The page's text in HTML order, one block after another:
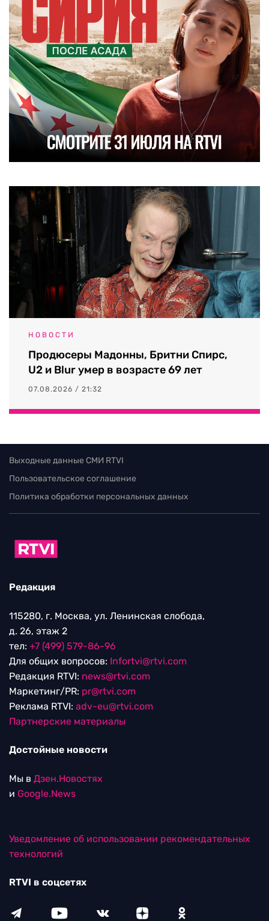
НОВОСТИ
Продюсеры Мадонны, Бритни Спирс,
U2 и Blur умер в возрасте 69 лет
07.08.2026 / 21:32
Выходные данные СМИ RTVI
Пользовательское соглашение
Политика обработки персональных данных
Редакция
115280, г. Москва, ул. Ленинская слобода,
д. 26, этаж 2
тел: +7 (499) 579-86-96
Для общих вопросов: Infortvi@rtvi.com
Редакция RTVI: news@rtvi.com
Маркетинг/PR: pr@rtvi.com
Реклама RTVI: adv-eu@rtvi.com
Партнерские материалы
Достойные новости
Мы в Дзен.Новостях
и Google.News
Уведомление об использовании рекомендательных
технологий
RTVI в соцсетях